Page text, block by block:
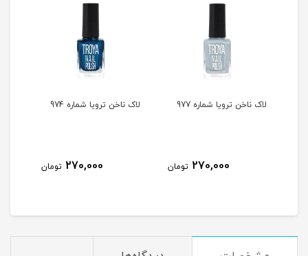
لاک ناخن ترویا شماره 977
270,000 تومان
لاک ناخن ترویا شماره 974
270,000 تومان